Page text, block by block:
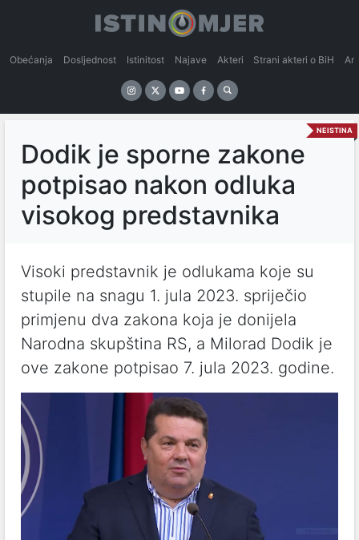
Obećanja Dosljednost Istinitost Najave Akteri Strani akteri o BiH
NEISTINA
Dodik je sporne zakone
potpisao nakon odluka
visokog predstavnika
Visoki predstavnik je odlukama koje su
stupile na snagu 1. jula 2023. spriječio
primjenu dva zakona koja je donijela
Narodna skupština RS, a Milorad Dodik je
ove zakone potpisao 7. jula 2023. godine.